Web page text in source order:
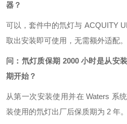
器？
可以，套件中的氘灯与 ACQUITY
取出安装即可使用，无需额外适配。
问：氘灯质保期 2000 小时是从安
期开始？
从第一次安装使用并在 Waters 系
装使用的氘灯出厂后保质期为 2 年。